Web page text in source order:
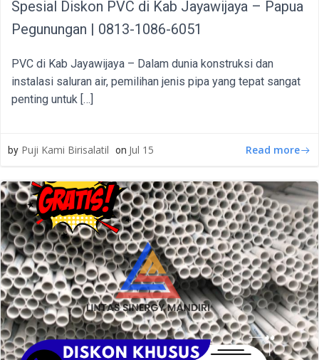
Spesial Diskon PVC di Kab Jayawijaya – Papua
Pegunungan | 0813-1086-6051
PVC di Kab Jayawijaya – Dalam dunia konstruksi dan
instalasi saluran air, pemilihan jenis pipa yang tepat sangat
penting untuk […]
by Puji Kami Birisalatil on Jul 15 Read more